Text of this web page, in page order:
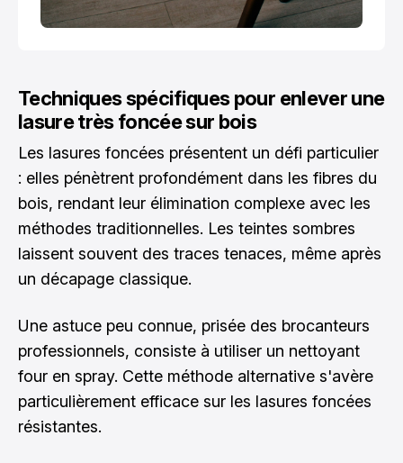
Techniques spécifiques pour enlever une
lasure très foncée sur bois
Les lasures foncées présentent un défi particulier
: elles pénètrent profondément dans les fibres du
bois, rendant leur élimination complexe avec les
méthodes traditionnelles. Les teintes sombres
laissent souvent des traces tenaces, même après
un décapage classique.
Une astuce peu connue, prisée des brocanteurs
professionnels, consiste à utiliser un nettoyant
four en spray. Cette méthode alternative s'avère
particulièrement efficace sur les lasures foncées
résistantes.